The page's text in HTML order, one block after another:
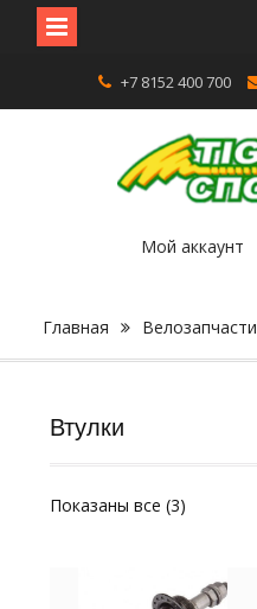
содержимому
+7 8152 400 700
Мой аккаунт
Главная Велозапчасти
Втулки
Показаны все (3)